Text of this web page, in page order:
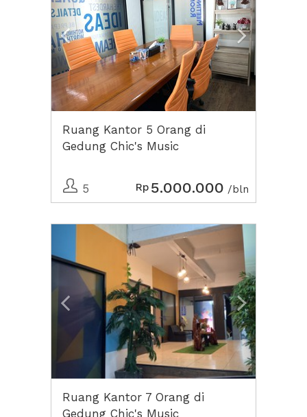
Ruang Kantor 5 Orang di
Gedung Chic's Music
5 Rp 5.000.000 /bln
Previous Next2
Ruang Kantor 7 Orang di
Gedung Chic's Music